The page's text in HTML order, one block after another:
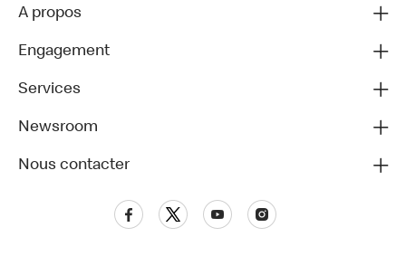
A propos
Engagement
Services
Newsroom
Nous contacter